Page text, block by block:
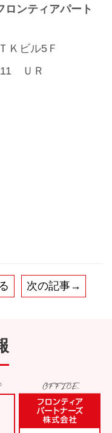
ロンティアパート
Ｋビル5Ｆ
ＵＲ
次の記事→